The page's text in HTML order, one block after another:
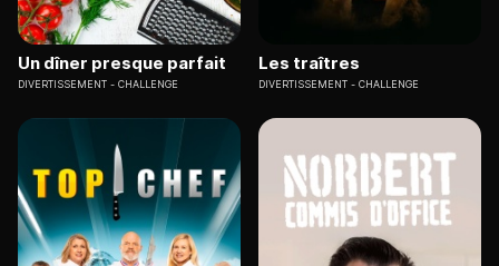
Un dîner presque parfait
DIVERTISSEMENT CHALLENGE
Les traîtres
DIVERTISSEMENT CHALLENGE